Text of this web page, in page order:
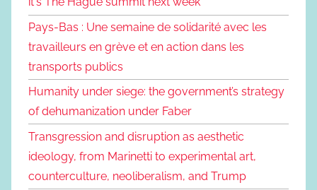
Pays-Bas : Une semaine de solidarité avec les
travailleurs en grève et en action dans les
transports publics
Humanity under siege: the government’s strategy
of dehumanization under Faber
Transgression and disruption as aesthetic
ideology, from Marinetti to experimental art,
counterculture, neoliberalism, and Trump